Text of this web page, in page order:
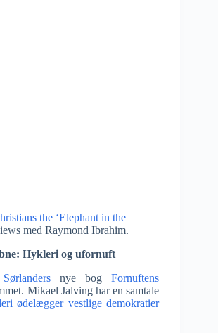
the ‘Elephant in the
med Raymond Ibrahim.
Hykleri og ufornuft
nye bogFornuftens
Mikael Jalving har en samtale
ødelægger vestlige demokratier